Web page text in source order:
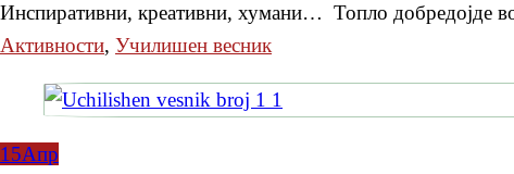
Инспиративни, креативни, хумани… Топло добредојде
Активности, Училишен весник
15Апр